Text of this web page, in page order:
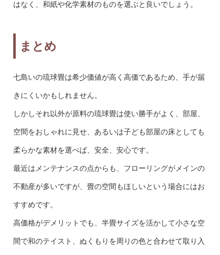
はなく、和紙や化学素材のものを選ぶと良いでしょう。
まとめ
七島いの琉球畳は希少価値が高く高価であるため、手が届
きにくいかもしれません。
しかしそれ以外が原料の琉球畳は使い勝手がよく、部屋、
空間をおしゃれに見せ、あるいは子ども部屋の床としても
柔らかな素材を選べば、安全、安心です。
最近はメンテナンスの点からも、フローリングがメインの
不動産が多いですが、畳の空間もほしいという場合にはお
すすめです。
高価格がデメリットでも、半畳サイズを活かして小さな空
間で和のテイスト、ぬくもりを周りの色と合わせて取り入